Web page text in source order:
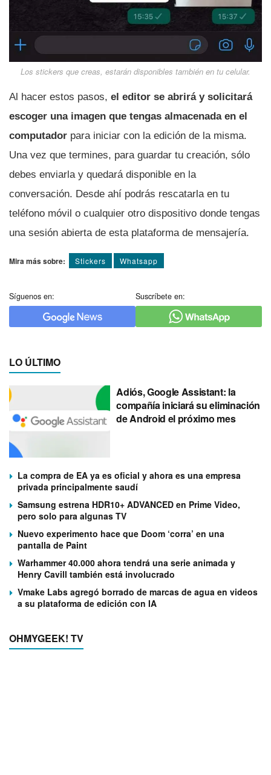
Los stickers que creas, estarán disponibles también en tu celular.
Al hacer estos pasos, el editor se abrirá y solicitará
escoger una imagen que tengas almacenada en el
computador para iniciar con la edición de la misma.
Una vez que termines, para guardar tu creación, sólo
debes enviarla y quedará disponible en la
conversación. Desde ahí podrás rescatarla en tu
teléfono móvil o cualquier otro dispositivo donde tengas
una sesión abierta de esta plataforma de mensajería.
Mira más sobre: Stickers Whatsapp
Síguenos en: Suscríbete en:
LO ÚLTIMO
Adiós, Google Assistant: la
compañía iniciará su eliminación
de Android el próximo mes
La compra de EA ya es oficial y ahora es una empresa
privada principalmente saudí
Samsung estrena HDR10+ ADVANCED en Prime Video,
pero solo para algunas TV
Nuevo experimento hace que Doom ‘corra’ en una
pantalla de Paint
Warhammer 40.000 ahora tendrá una serie animada y
Henry Cavill también está involucrado
Vmake Labs agregó borrado de marcas de agua en videos
a su plataforma de edición con IA
OHMYGEEK! TV